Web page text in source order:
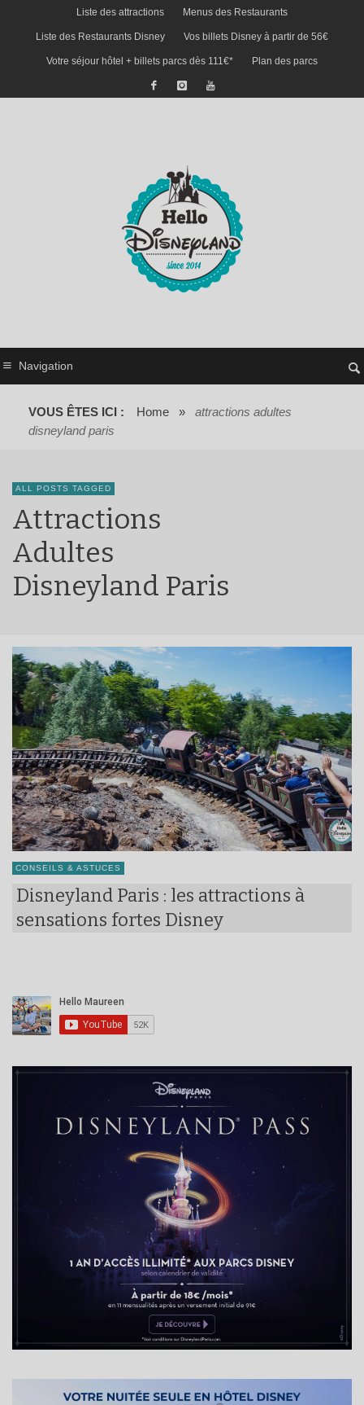
Liste des attractions Menus des Restaurants
Liste des Restaurants Disney Vos billets Disney à partir de 56€
Votre séjour hôtel + billets parcs dès 111€* Plan des parcs
Navigation
VOUS ÊTES ICI : Home »
attractions adultes
disneyland paris
ALL POSTS TAGGED
Attractions
Adultes
Disneyland Paris
CONSEILS & ASTUCES
Disneyland Paris : les attractions à
sensations fortes Disney